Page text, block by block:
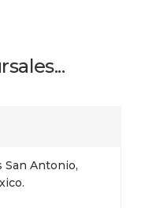
San Antonio,